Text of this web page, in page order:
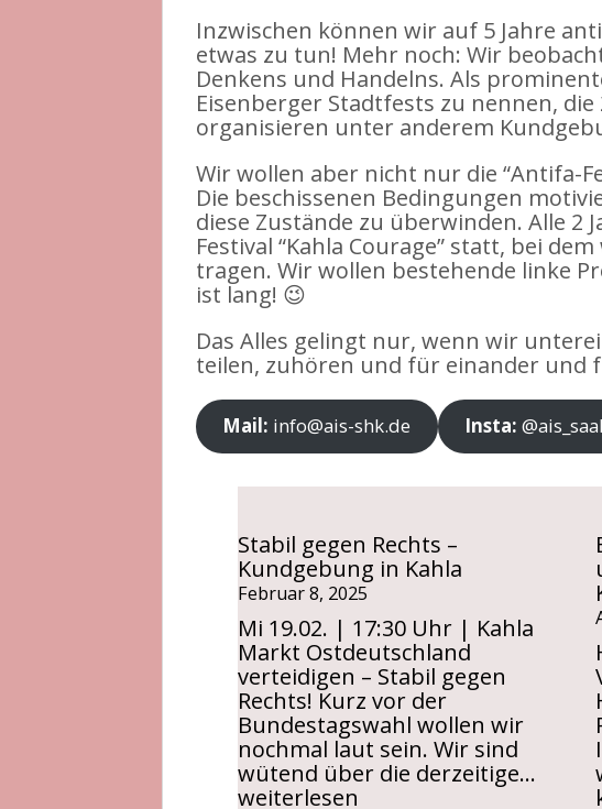
Inzwischen können wir auf 5 Jahre
etwas zu tun! Mehr noch: Wir
Denkens und Handelns. Als
Eisenberger Stadtfests zu nennen,
organisieren unter anderem
Wir wollen aber nicht nur die “Antifa-
Die beschissenen Bedingungen
diese Zustände zu überwinden. Alle
Festival “Kahla Courage” statt, bei
tragen. Wir wollen bestehende linke
ist lang! 😉
Das Alles gelingt nur, wenn wir
teilen, zuhören und für einander und
Mail: info@ais-shk.de Insta:
Stabil gegen Rechts –
Kundgebung in Kahla
Februar 8, 2025
Mi 19.02. | 17:30 Uhr | Kahla
Markt Ostdeutschland
verteidigen – Stabil gegen
Rechts! Kurz vor der
Bundestagswahl wollen wir
nochmal laut sein. Wir sind
wütend über die derzeitige…
Stabil
weiterlesen